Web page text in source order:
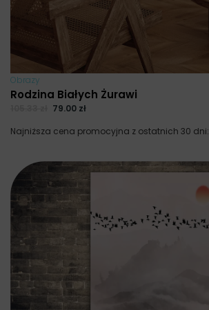
Obrazy
Rodzina Białych Żurawi
79.00 zł
Najniższa cena promocyjna z ostatnich 30 dni: